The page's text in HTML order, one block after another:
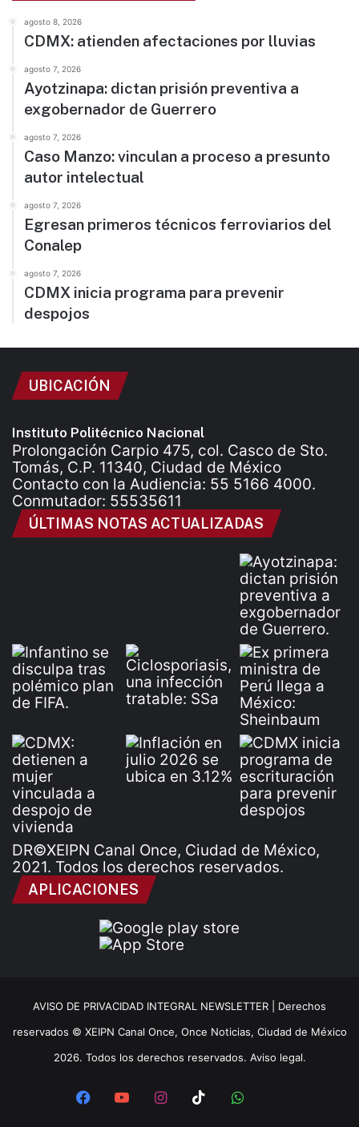
agosto 8, 2026
CDMX: atienden afectaciones por lluvias
agosto 7, 2026
Ayotzinapa: dictan prisión preventiva a
exgobernador de Guerrero
agosto 7, 2026
Caso Manzo: vinculan a proceso a presunto
autor intelectual
agosto 7, 2026
Egresan primeros técnicos ferroviarios del
Conalep
agosto 7, 2026
CDMX inicia programa para prevenir
despojos
UBICACIÓN
Instituto Politécnico Nacional
Prolongación Carpio 475, col. Casco de Sto.
Tomás, C.P. 11340, Ciudad de México
Contacto con la Audiencia: 55 5166 4000.
Conmutador: 55535611
ÚLTIMAS NOTAS ACTUALIZADAS
DR©XEIPN Canal Once, Ciudad de México,
2021. Todos los derechos reservados.
APLICACIONES
AVISO DE PRIVACIDAD INTEGRAL NEWSLETTER | Derechos
reservados © XEIPN Canal Once, Once Noticias, Ciudad de México
2026. Todos los derechos reservados. Aviso legal.
FacebookYouTubeInstagram
TikTokWhatsApp